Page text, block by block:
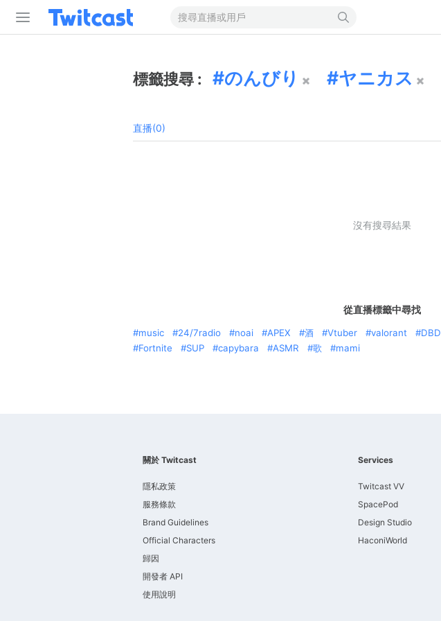
標籤搜尋 : のんびり ヤニカス
直播(0)
沒有搜尋結果
從直播標籤中尋找
music 24/7radio noai APEX 酒 Vtuber valorant DBD
Fortnite
SUP capybara ASMR 歌 mami
關於 Twitcast
隱私政策
服務條款
Brand Guidelines
Official Characters
歸因
開發者 API
使用說明
Services
Twitcast VV
SpacePod
Design Studio
HaconiWorld